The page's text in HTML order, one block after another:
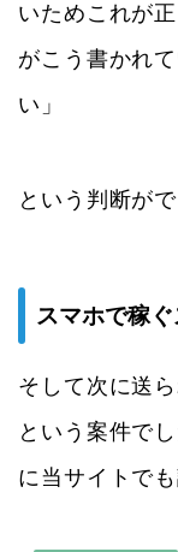
いためこれが
がこう書かれ
い」
という判断がで
スマホで稼
そして次に送
という案件で
に当サイトで